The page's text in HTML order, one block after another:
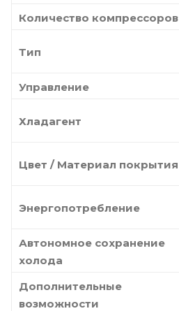
Количество компрессоров
Тип
Управление
Хладагент
Цвет / Материал покрытия
Энергопотребление
Автономное сохранение
холода
Дополнительные
возможности